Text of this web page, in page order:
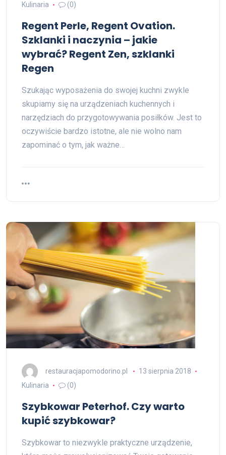
Kulinaria
(0)
Regent Perle, Regent Ovation.
Szklanki i naczynia – jakie
wybrać? Regent Zen, szklanki
Regen
Szukając wyposażenia do swojej kuchni zwykle
skupiamy się na urządzeniach kuchennych i
narzędziach do przygotowywania posiłków. Jest to
oczywiście bardzo istotne, ale nie wolno nam
zapominać o tym, jak ważne…
restauracjapomodorino.pl
13 sierpnia 2018
Kulinaria
(0)
Szybkowar Peterhof. Czy warto
kupić szybkowar?
Szybkowar to niezwykle praktyczne urządzenie,